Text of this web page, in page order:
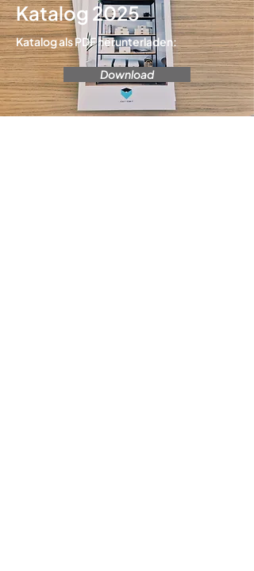
Katalog 2025
Katalog als PDF herunterladen:
Download